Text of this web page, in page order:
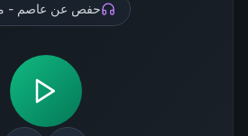
حفص عن عاصم -